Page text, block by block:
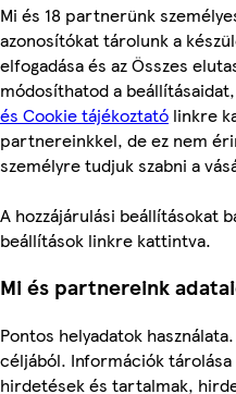
Mi és 18 partnerünk
azonosítókat tárolunk a
elfogadása és az Összes
módosíthatod a
és Cookie tájékoztató linkre
partnereinkkel, de ez nem
személyre tudjuk szabni a
A hozzájárulási beállításokat
beállítások linkre kattintva.
Mi és partnereink
Pontos helyadatok
céljából. Információk
hirdetések és tartalmak,